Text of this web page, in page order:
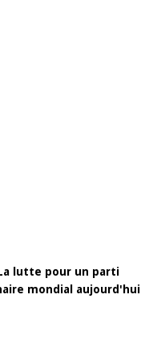
lutte pour un parti
mondial aujourd'hui